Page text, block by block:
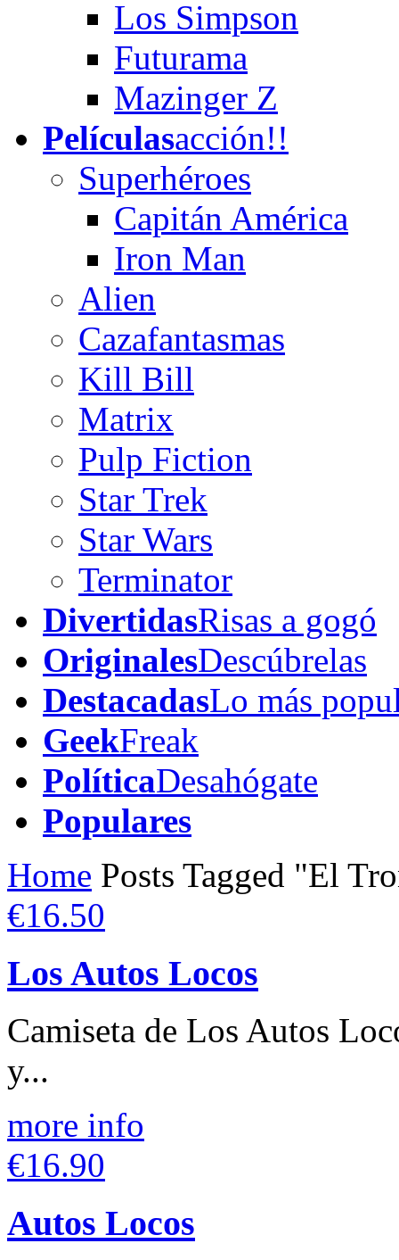
Los Simpson
Futurama
Mazinger Z
Películasacción!!
Superhéroes
Capitán América
Iron Man
Alien
Cazafantasmas
Kill Bill
Matrix
Pulp Fiction
Star Trek
Star Wars
Terminator
DivertidasRisas a gogó
OriginalesDescúbrelas
DestacadasLo más
GeekFreak
PolíticaDesahógate
Populares
Home Posts Tagged "El
€16.50
Los Autos Locos
Camiseta de Los Autos
y...
more info
€16.90
Autos Locos